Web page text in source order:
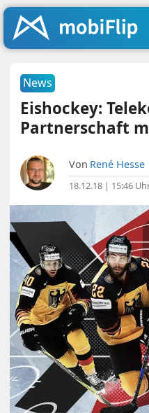
News
Eishockey:
Partnerschaft
Von René Hesse
18.12.18 | 15:46